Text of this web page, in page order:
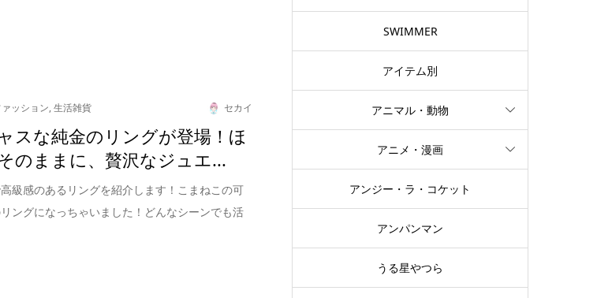
ッション,生活雑貨 セカイ
スな純金のリングが登場！ほ
のままに、贅沢なジュエ...
級感のあるリングを紹介します！こまねこの可
ングになっちゃいました！どんなシーンでも活
SWIMMER
アイテム別
アニマル・動物
アニメ・漫画
アンジー・ラ・コケット
アンパンマン
うる星やつら